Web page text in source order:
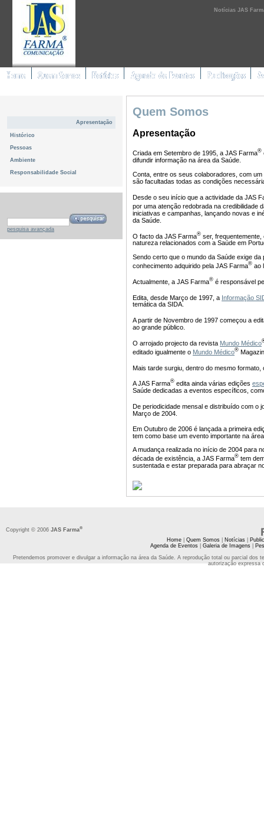
Notícias JAS
Apresentação
Histórico
Pessoas
Ambiente
Responsabilidade Social
pesquisa avançada
Quem Somos
Apresentação
Criada em Setembro de 1995, a JAS Farma®
difundir informação na área da Saúde.
Conta, entre os seus colaboradores, com
são facultadas todas as condições
Desde o seu início que a actividade da JAS
por uma atenção redobrada na credibilidade
iniciativas e campanhas, lançando novas e
da Saúde.
O facto da JAS Farma® ser,
natureza relacionados com a Saúde em
Sendo certo que o mundo da Saúde exige
conhecimento adquirido pela JAS Farma® ao
Actualmente, a JAS Farma® é responsável
Edita, desde Março de 1997, a Informação
temática da SIDA.
A partir de Novembro de 1997 começou a
ao grande público.
O arrojado projecto da revista Mundo Médico
editado igualmente o Mundo Médico®
Mais tarde surgiu, dentro do mesmo formato,
A JAS Farma® edita ainda várias edições
Saúde dedicadas a eventos específicos,
De periodicidade mensal e distribuído com o
Março de 2004.
Em Outubro de 2006 é lançada a primeira
tem como base um evento importante na
A mudança realizada no início de 2004 para
década de existência, a JAS Farma® tem
sustentada e estar preparada para abraçar
Copyright © 2006 JAS Farma®
Home| Quem Somos| Notícias|
Agenda de Eventos| Galeria de Imagens|
Pretendemos promover e divulgar a informação na área da Saúde. A reprodução total ou parcial
autorização expressa